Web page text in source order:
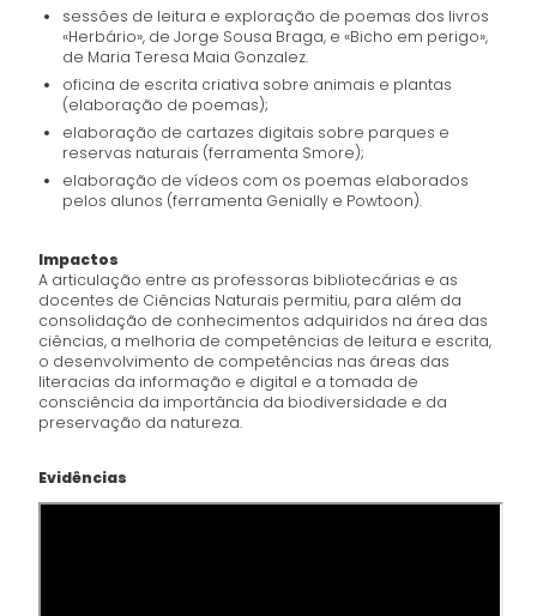
sessões de leitura e exploração de poemas dos livros
«Herbário», de Jorge Sousa Braga, e «Bicho em perigo»,
de Maria Teresa Maia Gonzalez.
oficina de escrita criativa sobre animais e plantas
(elaboração de poemas);
elaboração de cartazes digitais sobre parques e
reservas naturais (ferramenta Smore);
elaboração de vídeos com os poemas elaborados
pelos alunos (ferramenta Genially e Powtoon).
Impactos
A articulação entre as professoras bibliotecárias e as
docentes de Ciências Naturais permitiu, para além da
consolidação de conhecimentos adquiridos na área das
ciências, a melhoria de competências de leitura e escrita,
o desenvolvimento de competências nas áreas das
literacias da informação e digital e a tomada de
consciência da importância da biodiversidade e da
preservação da natureza.
Evidências